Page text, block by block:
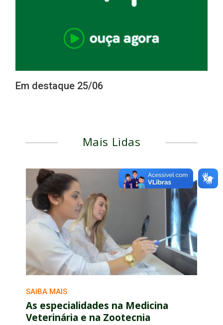
Em destaque 25/06
Mais Lidas
SAIBA MAIS
As especialidades na Medicina
Veterinária e na Zootecnia